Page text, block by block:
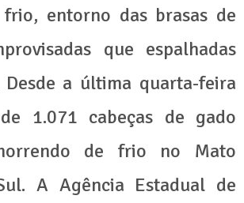
entorno das brasas de
que espalhadas
Desde a última quarta-feira
1.071 cabeças de gado
de frio no Mato
A Agência Estadual de